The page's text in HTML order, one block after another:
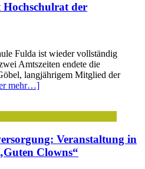
der
Fulda ist wieder vollständig
Amtszeiten endete die
langjährigem Mitglied der
mehr…]
Veranstaltung in
Clowns“